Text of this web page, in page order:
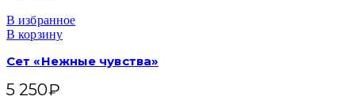
В избранное
В корзину
Сет «Нежные чувства»
5 250₽